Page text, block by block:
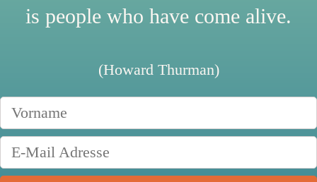
is people who have come alive.
(Howard Thurman)